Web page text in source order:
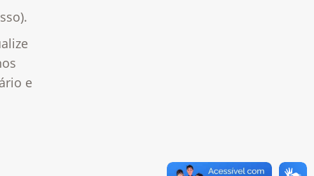
e